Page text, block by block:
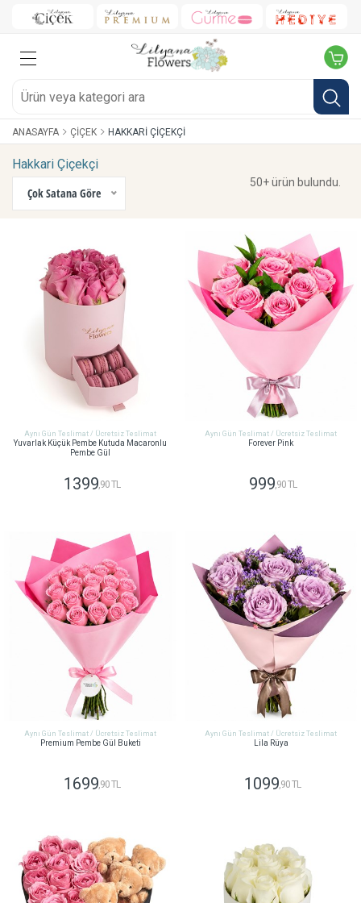
ANASAYFA ÇIÇEK HAKKARI ÇIÇEKÇI
Hakkari Çiçekçi
Çok Satana Göre
50+ ürün bulundu.
Aynı Gün Teslimat / Ücretsiz Teslimat
Yuvarlak Küçük Pembe Kutuda Macaronlu
Pembe Gül
1399 ,90 TL
Aynı Gün Teslimat / Ücretsiz Teslimat
Forever Pink
999,90 TL
Aynı Gün Teslimat / Ücretsiz Teslimat
Premium Pembe Gül Buketi
1699,90 TL
Aynı Gün Teslimat / Ücretsiz Teslimat
Lila Rüya
1099,90 TL